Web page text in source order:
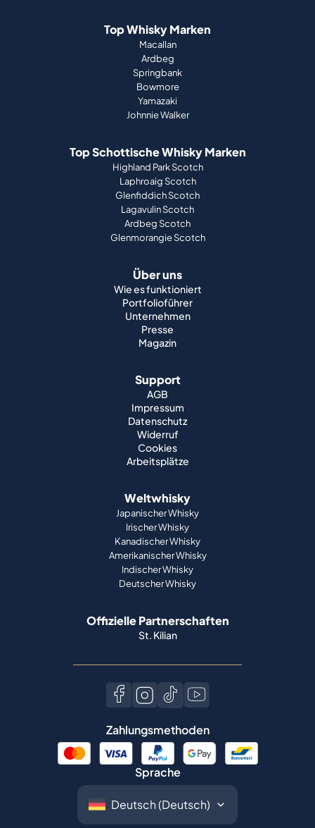
Top Whisky Marken
Macallan
Ardbeg
Springbank
Bowmore
Yamazaki
Johnnie Walker
Top Schottische Whisky Marken
Highland Park Scotch
Laphroaig Scotch
Glenfiddich Scotch
Lagavulin Scotch
Ardbeg Scotch
Glenmorangie Scotch
Über uns
Wie es funktioniert
Portfolioführer
Unternehmen
Presse
Magazin
Support
AGB
Impressum
Datenschutz
Widerruf
Cookies
Arbeitsplätze
Weltwhisky
Japanischer Whisky
Irischer Whisky
Kanadischer Whisky
Amerikanischer Whisky
Indischer Whisky
Deutscher Whisky
Offizielle Partnerschaften
St. Kilian
Zahlungsmethoden
Sprache